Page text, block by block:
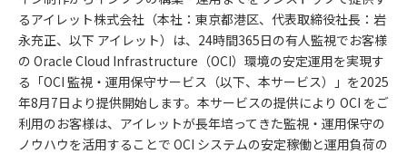
るアイレット株式会社（本社：東京都港区、代表取締役社長：岩
永充正、以下 アイレット）は、24時間365日の有人監視でお客様
の Oracle Cloud Infrastructure（OCI）環境の安定運用を実現す
る「OCI 監視・運用保守サービス（以下、本サービス）」を2025
年8月7日より提供開始します。本サービスの提供により OCI をご
利用のお客様は、アイレットが長年培ってきた監視・運用保守の
ノウハウを活用することで OCI システムの安定稼働と運用負荷の